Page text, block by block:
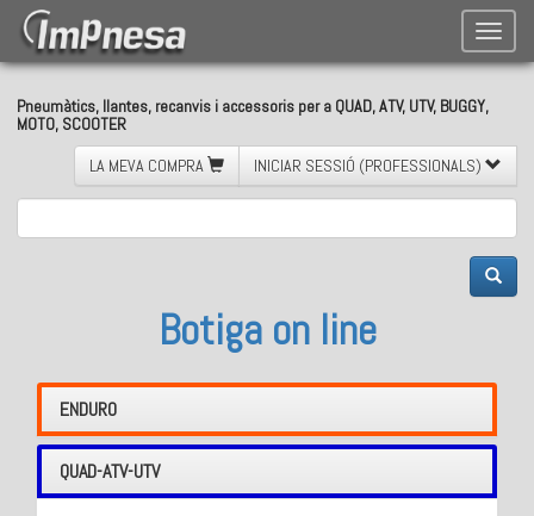
Toggle
Pneumàtics, llantes, recanvis i accessoris per a QUAD, ATV, UTV, BUGGY,
MOTO, SCOOTER
LA MEVA COMPRA
INICIAR SESSIÓ (PROFESSIONALS)
Botiga on line
ENDURO
QUAD-ATV-UTV